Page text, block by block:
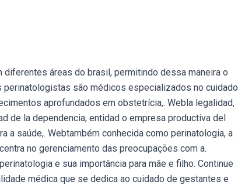
áreas do brasil, permitindo dessa maneira o
são médicos especializados no cuidado
aprofundados em obstetrícia,. Webla legalidad,
de la dependencia, entidad o empresa productiva del
a saúde,. Webtambém conhecida como perinatologia, a
no gerenciamento das preocupações com a.
e sua importância para mãe e filho. Continue
médica que se dedica ao cuidado de gestantes e